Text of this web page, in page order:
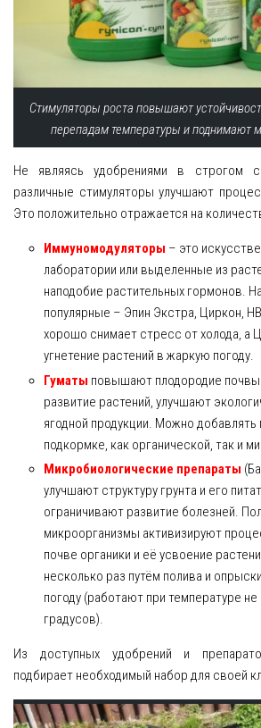
Стимуляторы роста повышают
перепадам температуры и поднимают
Не являясь удобрениями в строгом
различные стимуляторы улучшают
Это положительно отражается на
Иммуномодуляторы – это
лаборатории или выделенные из
наподобие растительных гормонов.
популярные – Эпин Экстра, Циркон,
хорошо снимает стресс от холода, а
угнетение растений в жаркую погоду.
Гуматы повышают плодородие почвы
развитие растений, улучшают
ягодной продукции. Можно добавлять
подкормке, как органической, так и
Микробиологические препараты
улучшают структуру грунта и его
ограничивают развитие болезней.
микроорганизмы активизируют
почве органики и её усвоение
несколько раз путём полива и
погоду (работают при температуре не
градусов).
Из доступных удобрений и
подбирает необходимый набор для своей